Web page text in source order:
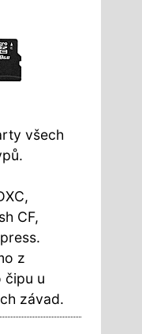
všech
CF,
z
čipu u
závad.